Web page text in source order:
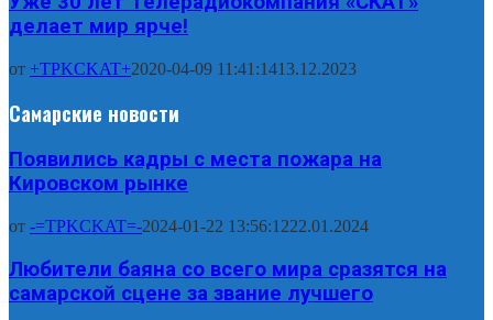
делает мир ярче!
от +TPKCKAT+2020-04-09 11:41:1413.12.2023
Самарские новости
Появились кадры с места пожара на
Кировском рынке
от -=TPKCKAT=-2024-01-22 13:56:1222.01.2024
Любители баяна со всего мира сразятся на
самарской сцене за звание лучшего